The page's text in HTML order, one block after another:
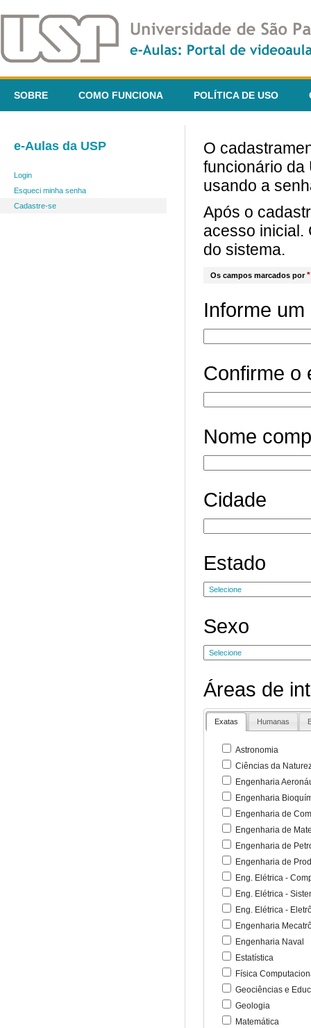
SOBRE COMO FUNCIONA POLÍTICA DE USO
e-Aulas da USP
Login
Esqueci minha senha
Cadastre-se
O
funcionário da
usando a
Após o
acesso inicial.
do sistema.
Os campos marcados por*
Informe
Confirme o
Nome
Cidade
Estado
Sexo
Áreas de
Exatas Humanas
Astronomia
Ciências da
Engenharia
Engenharia
Engenharia de
Engenharia de
Engenharia de
Engenharia de
Eng. Elétrica -
Eng. Elétrica -
Eng. Elétrica -
Engenharia
Engenharia Naval
Estatística
Física
Geociências e
Geologia
Matemática